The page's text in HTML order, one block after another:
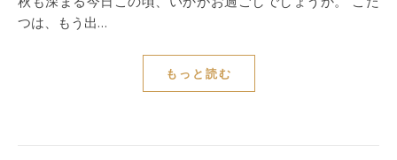
つは、もう出…
もっと読む